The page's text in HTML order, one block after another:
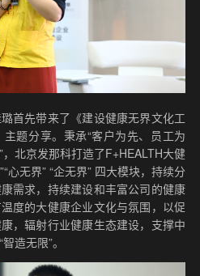
首先带来了《建设健康无界文化工
题分享。秉承“客户为先、员工为
，北京发那科打造了F+HEALTH大健
心无界” “企无界” 四大模块，持续分
需求，持续建设和丰富公司的健康
度的大健康企业文化与氛围，以促
，辐射行业健康生态建设，支撑中
造无限”。